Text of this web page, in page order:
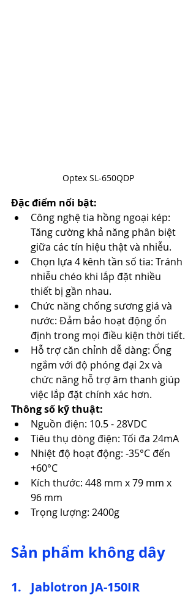
Optex SL-650QDP
Đặc điểm nổi bật:
Công nghệ tia hồng ngoại kép:
Tăng cường khả năng phân biệt
giữa các tín hiệu thật và nhiễu.​
Chọn lựa 4 kênh tần số tia: Tránh
nhiễu chéo khi lắp đặt nhiều
thiết bị gần nhau.​
Chức năng chống sương giá và
nước: Đảm bảo hoạt động ổn
định trong mọi điều kiện thời tiết.​
Hỗ trợ căn chỉnh dễ dàng: Ống
ngắm với độ phóng đại 2x và
chức năng hỗ trợ âm thanh giúp
việc lắp đặt chính xác hơn.​
Thông số kỹ thuật:
Nguồn điện: 10.5 - 28VDC​
Tiêu thụ dòng điện: Tối đa 24mA
Nhiệt độ hoạt động: -35°C đến
+60°C
Kích thước: 448 mm x 79 mm x
96 mm
Trọng lượng: 2400g
Sản phẩm không dây
1.   Jablotron JA-150IR